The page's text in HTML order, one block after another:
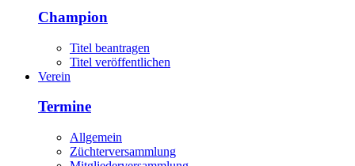
Champion
Titel beantragen
Titel veröffentlichen
Verein
Termine
Allgemein
Züchterversammlung